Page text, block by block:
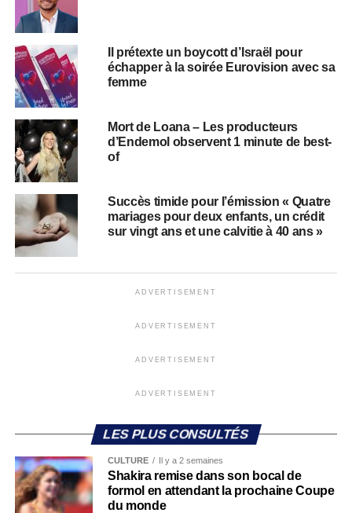
Il prétexte un boycott d’Israël pour
échapper à la soirée Eurovision avec sa
femme
Mort de Loana – Les producteurs
d’Endemol observent 1 minute de best-
of
Succès timide pour l’émission « Quatre
mariages pour deux enfants, un crédit
sur vingt ans et une calvitie à 40 ans »
ADVERTISEMENT
ADVERTISEMENT
ADVERTISEMENT
ADVERTISEMENT
LES PLUS CONSULTÉS
CULTURE Il y a 2 semaines
Shakira remise dans son bocal de
formol en attendant la prochaine Coupe
du monde